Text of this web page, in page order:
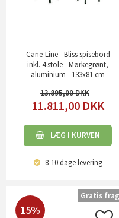
Cane-Line - Bliss spisebord
inkl. 4 stole - Mørkegrønt,
aluminium - 133x81 cm
13.895,00
11.811,00 DKK
LÆG I KURVEN
8-10 dagelevering
15%
Gratis